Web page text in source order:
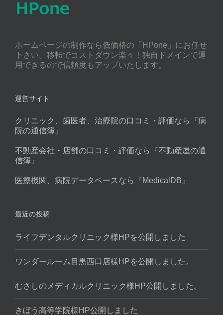
ホームページの制作なら低価格の「HPone」にお任せ
下さい。移転でコストダウン楽々！独自ドメインで運
用できるので信頼度もアップいたします。
運営サイト
クリニック、歯医者、治療院の口コミ・評価なら『病
院の通信簿』
不動産会社・店舗の口コミ・評価なら『不動産屋の通
信簿』
医療機関、病院データベースなら『MedicalDB』
最近の投稿
ライフデンタルクリニック様HPを公開しました
ワンダールーム目黒西口店様HPを公開しました。
むさしのメディカルクリニック様HP公開しました。
きぼう高等学院様HP公開しました